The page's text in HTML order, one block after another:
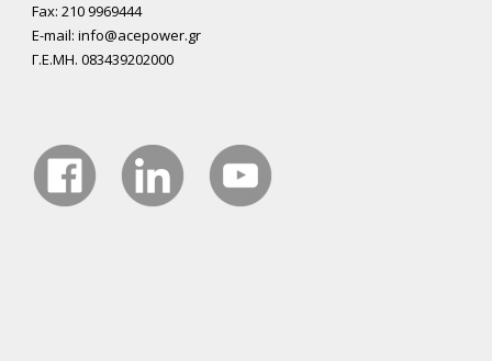
Fax: 210 9969444
E-mail: info@acepower.gr
Γ.Ε.ΜΗ. 083439202000